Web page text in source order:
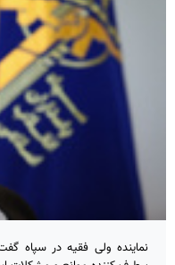
نماینده ولی فقیه در سپاه